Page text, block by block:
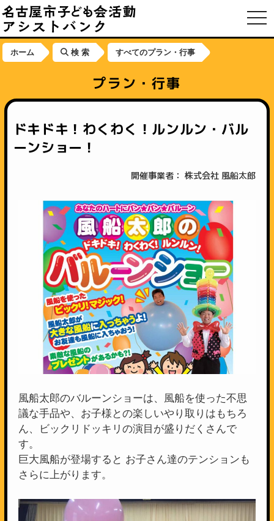
ホーム 検 索 すべてのプラン・行事
プラン・行事
ドキドキ！わくわく！ルンルン・バル
ーンショー！
開催事業者： 株式会社 風船太郎
風船太郎のバルーンショーは、風船を使った不思
議な手品や、お子様との楽しいやり取りはもちろ
ん、ビックリドッキリの演目が盛りだくさんで
す。
巨大風船が登場すると お子さん達のテンションも
さらに上がります。